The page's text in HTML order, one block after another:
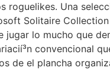
roguelikes. Una
Solitaire
jugar lo mucho que
convencional
de el plancha